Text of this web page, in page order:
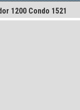
1200 Condo 1521